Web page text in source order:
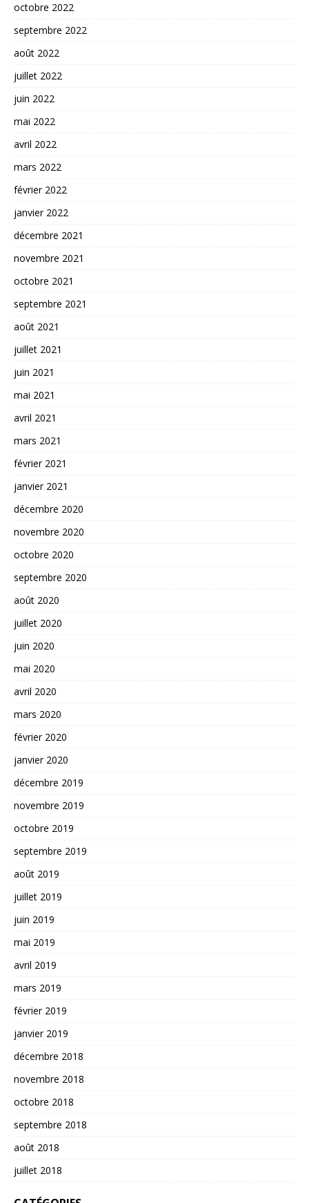
octobre 2022
septembre 2022
août 2022
juillet 2022
juin 2022
mai 2022
avril 2022
mars 2022
février 2022
janvier 2022
décembre 2021
novembre 2021
octobre 2021
septembre 2021
août 2021
juillet 2021
juin 2021
mai 2021
avril 2021
mars 2021
février 2021
janvier 2021
décembre 2020
novembre 2020
octobre 2020
septembre 2020
août 2020
juillet 2020
juin 2020
mai 2020
avril 2020
mars 2020
février 2020
janvier 2020
décembre 2019
novembre 2019
octobre 2019
septembre 2019
août 2019
juillet 2019
juin 2019
mai 2019
avril 2019
mars 2019
février 2019
janvier 2019
décembre 2018
novembre 2018
octobre 2018
septembre 2018
août 2018
juillet 2018